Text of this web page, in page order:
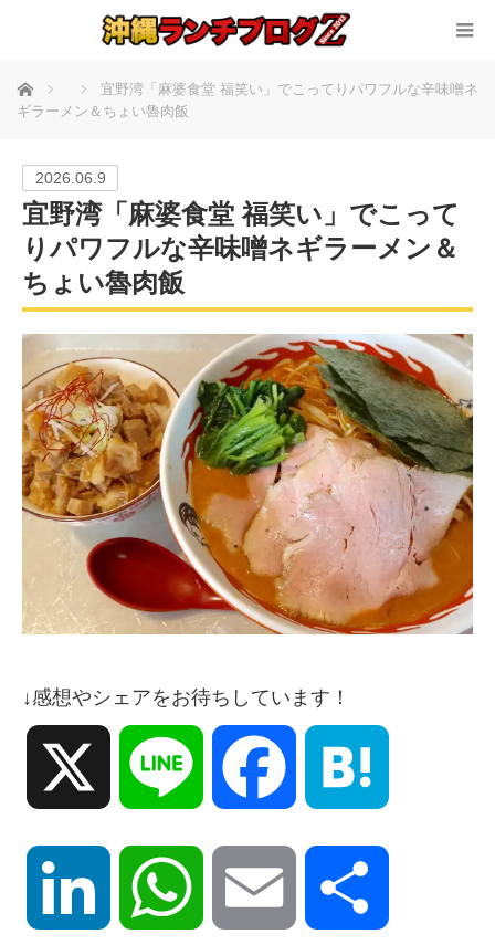
ホーム
宜野湾「麻婆食堂 福笑い」でこってりパワフルな辛味噌ネ
ギラーメン＆ちょい魯肉飯
2026.06.9
宜野湾「麻婆食堂 福笑い」でこって
りパワフルな辛味噌ネギラーメン＆
ちょい魯肉飯
↓感想やシェアをお待ちしています！
Line Facebook
LinkedIn WhatsApp Email